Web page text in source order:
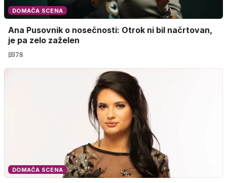
DOMAČA SCENA
Ana Pusovnik o nosečnosti: Otrok ni bil načrtovan,
je pa zelo zaželen
78
DOMAČA SCENA